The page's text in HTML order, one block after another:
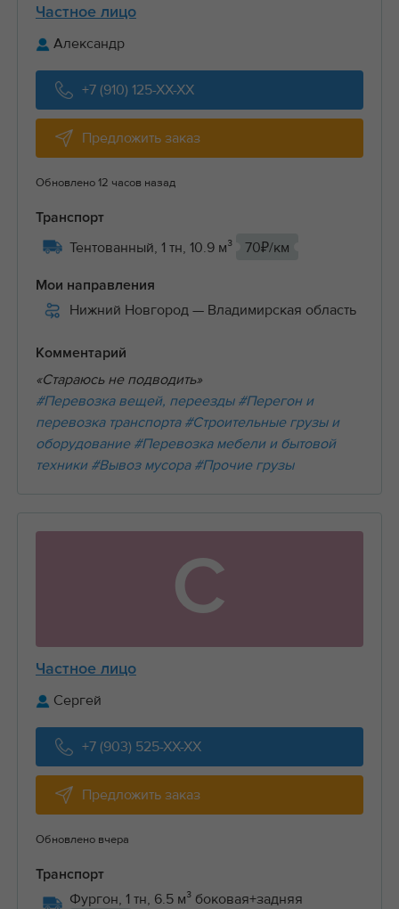
Частное лицо
Александр
+7 (910) 125-XX-XX
Предложить заказ
Обновлено 12 часов назад
Транспорт
Тентованный, 1 тн, 10.9 м³ 70₽/км
Мои направления
Нижний Новгород — Владимирская область
Комментарий
«Стараюсь не подводить»
#Перевозка вещей, переезды #Перегон и
перевозка транспорта #Строительные грузы и
оборудование #Перевозка мебели и бытовой
техники #Вывоз мусора #Прочие грузы
С
Частное лицо
Сергей
+7 (903) 525-XX-XX
Предложить заказ
Обновлено вчера
Транспорт
Фургон, 1 тн, 6.5 м³ боковая+задняя